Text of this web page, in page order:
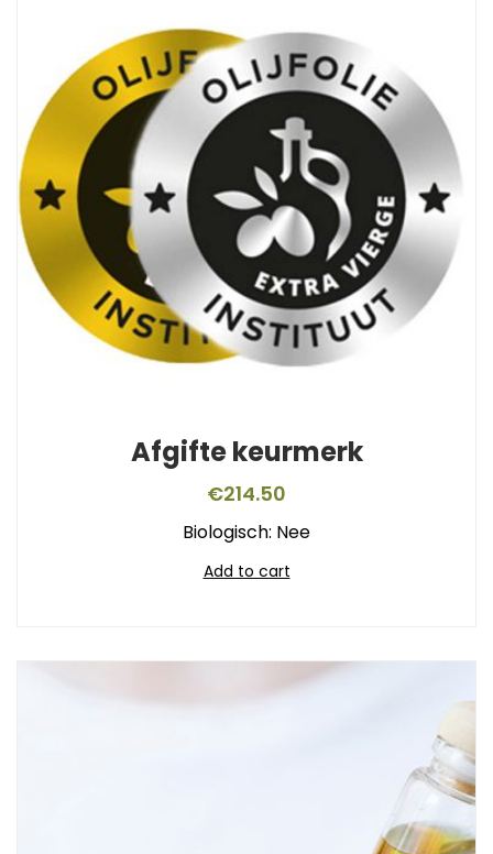
Afgifte keurmerk
€214.50
Biologisch: Nee
Add to cart